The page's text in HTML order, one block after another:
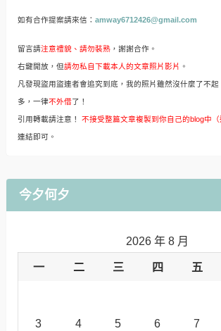
如有合作提案請來信： amway6712426@gmail.com
留言請注意禮貌、請勿裝熟，謝謝合作。
右鍵開放，但請勿私自下載本人的文章照片影片 。
凡發現盜用盜連者會追究到底，我的照片雖然沒什麼了不
多，一律不外借了！
引用轉載請注意！ 不接受整篇文章複製到你自己的blog中（
連結即可。
今夕何夕
2026 年 8 月
一 二 三 四 五
3 4 5 6 7